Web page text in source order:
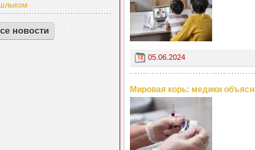
новости
05.06.2024
Мировая корь: медики